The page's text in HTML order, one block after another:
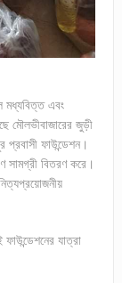
মধ্যবিত্ত এবং
মৌলভীবাজারের জুড়ী
প্রবাসী ফাউন্ডেশন।
সামগ্রী বিতরণ করে।
ফাউন্ডেশনের যাত্রা